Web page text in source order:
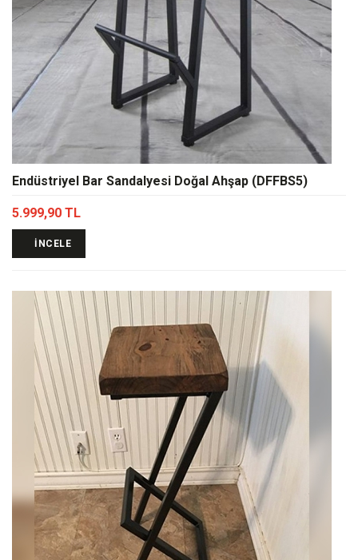
Endüstriyel Bar Sandalyesi Doğal Ahşap (DFFBS5)
5.999,90 TL
İNCELE